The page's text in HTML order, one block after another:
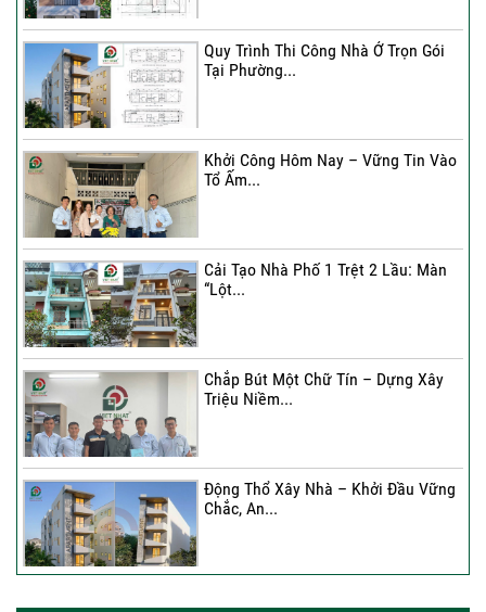
Quy Trình Thi Công Nhà Ở Trọn Gói
Tại Phường...
Khởi Công Hôm Nay – Vững Tin Vào
Tổ Ấm...
Cải Tạo Nhà Phố 1 Trệt 2 Lầu: Màn
“Lột...
Chắp Bút Một Chữ Tín – Dựng Xây
Triệu Niềm...
Động Thổ Xây Nhà – Khởi Đầu Vững
Chắc, An...